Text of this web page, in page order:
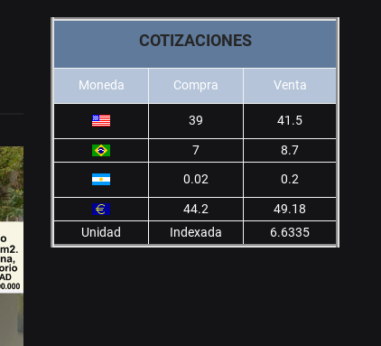
COTIZACIONES
Moneda Compra Venta
39 41.5
7
8.7
0.02
0.2
44.2
49.18
Unidad
Indexada 6.6335